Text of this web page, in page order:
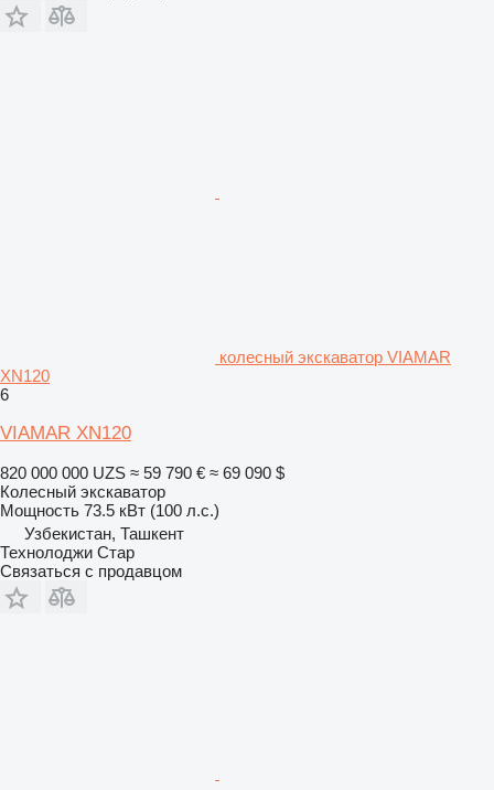
колесный экскаватор VIAMAR
XN120
6
VIAMAR XN120
820 000 000 UZS ≈ 59 790 € ≈ 69 090 $
Колесный экскаватор
Мощность 73.5 кВт (100 л.с.)
Узбекистан, Ташкент
Технолоджи Стар
Связаться с продавцом